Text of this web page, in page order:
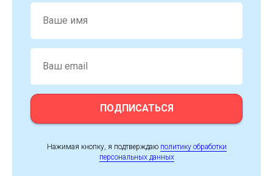
ПОДПИСАТЬСЯ
Нажимая кнопку, я подтверждаю политику обработки
персональных данных